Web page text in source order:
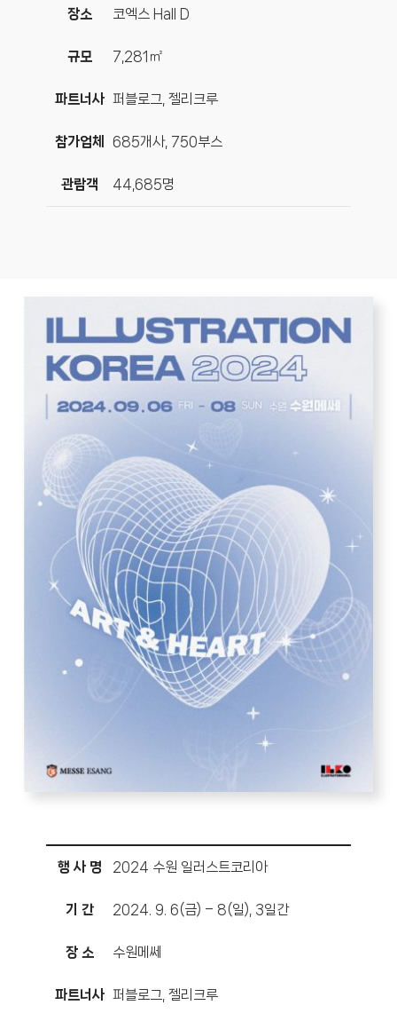
장소 코엑스 Hall D
규모 7,281㎡
파트너사 퍼블로그, 젤리크루
참가업체 685개사, 750부스
관람객 44,685명
행 사 명 2024 수원 일러스트코리아
기 간 2024. 9. 6(금) – 8(일), 3일간
장 소 수원메쎄
파트너사 퍼블로그, 젤리크루